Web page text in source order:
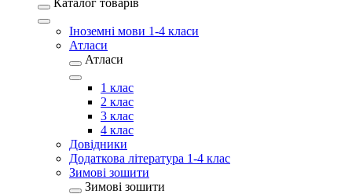
Каталог товарів
Іноземні мови 1-4 класи
Атласи
Атласи
1 клас
2 клас
3 клас
4 клас
Довідники
Додаткова література 1-4 клас
Зимові зошити
Зимові зошити